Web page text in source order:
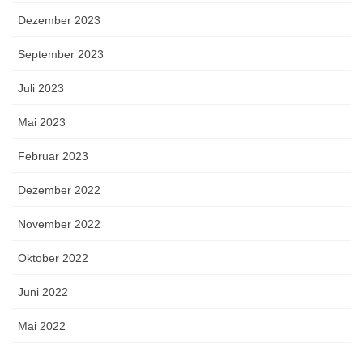
Dezember 2023
September 2023
Juli 2023
Mai 2023
Februar 2023
Dezember 2022
November 2022
Oktober 2022
Juni 2022
Mai 2022